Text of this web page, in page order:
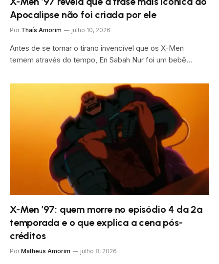
Apocalipse não foi criada por ele
Por Thaís Amorim julho 10, 2026
Antes de se tornar o tirano invencível que os X-Men
temem através do tempo, En Sabah Nur foi um bebê…
X-Men ’97: quem morre no episódio 4 da 2ª
temporada e o que explica a cena pós-
créditos
Por Matheus Amorim julho 8, 2026